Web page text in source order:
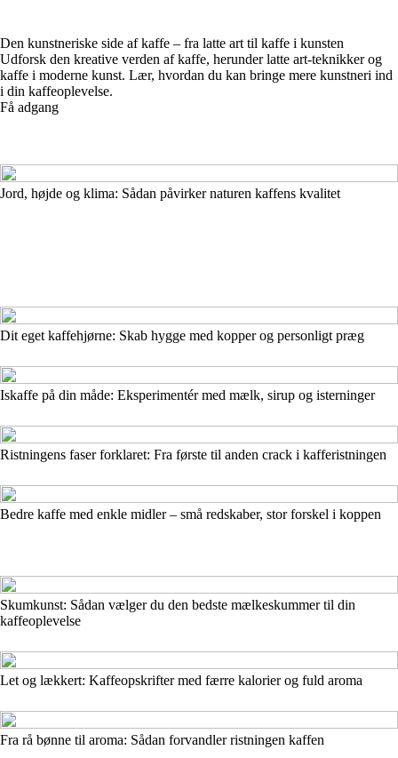
Den kunstneriske side af kaffe – fra latte art til kaffe i kunsten
Udforsk den kreative verden af kaffe, herunder latte art-teknikker og
kaffe i moderne kunst. Lær, hvordan du kan bringe mere kunstneri ind
i din kaffeoplevelse.
Få adgang
Jord, højde og klima: Sådan påvirker naturen kaffens kvalitet
Dit eget kaffehjørne: Skab hygge med kopper og personligt præg
Iskaffe på din måde: Eksperimentér med mælk, sirup og isterninger
Ristningens faser forklaret: Fra første til anden crack i kafferistningen
Bedre kaffe med enkle midler – små redskaber, stor forskel i koppen
Skumkunst: Sådan vælger du den bedste mælkeskummer til din
kaffeoplevelse
Let og lækkert: Kaffeopskrifter med færre kalorier og fuld aroma
Fra rå bønne til aroma: Sådan forvandler ristningen kaffen